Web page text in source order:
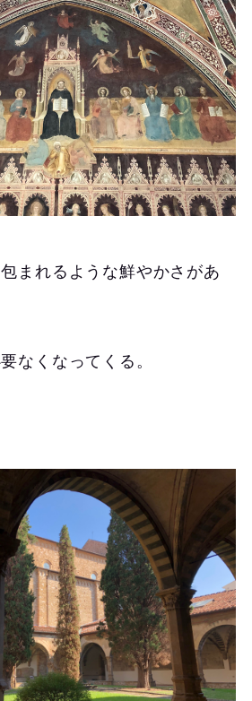
まれるような鮮やかさがあ
なくなってくる。